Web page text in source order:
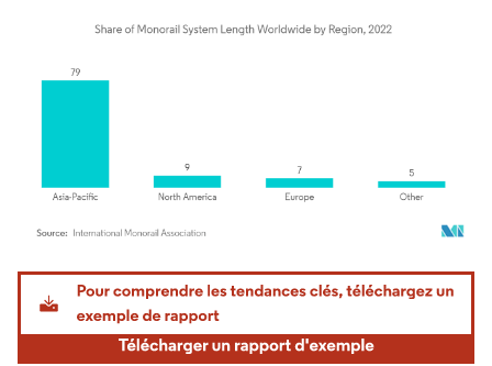
Image © Mordor Intelligence. La réutilisation nécessite une attribution sous CC BY